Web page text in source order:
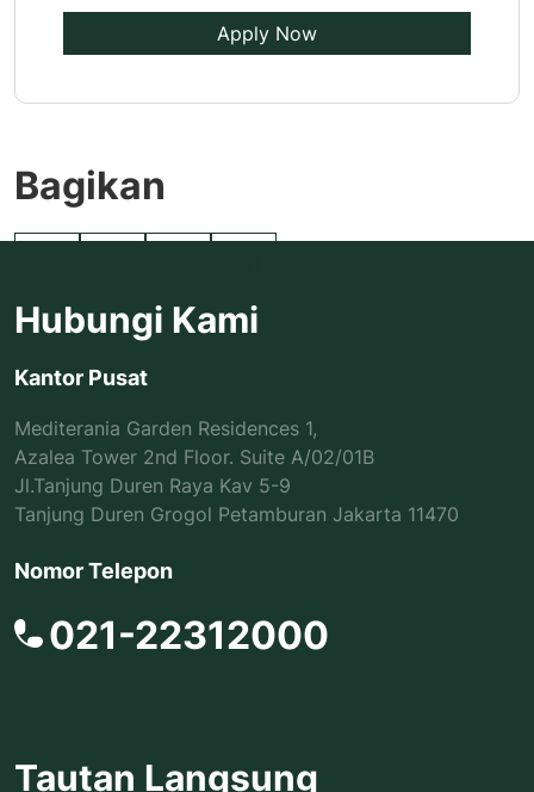
Apply Now
Bagikan
Hubungi Kami
Kantor Pusat
Mediterania Garden Residences 1,
Azalea Tower 2nd Floor. Suite A/02/01B
Jl.Tanjung Duren Raya Kav 5-9
Tanjung Duren Grogol Petamburan Jakarta 11470
Nomor Telepon
021-22312000
Tautan Langsung